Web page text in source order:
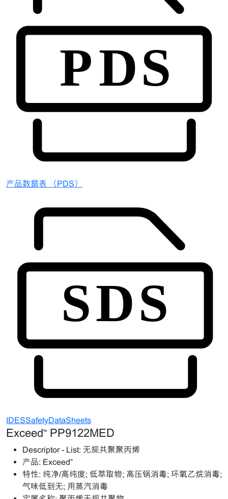
产品数据表 （PDS）
IDESSafetyDataSheets
Exceed™ PP9122MED
Descriptor - List: 无规共聚聚丙烯
产品: Exceed™
特性: 纯净/高纯度; 低萃取物; 高压锅消毒; 环氧乙烷消毒;
气味低到无; 用蒸汽消毒